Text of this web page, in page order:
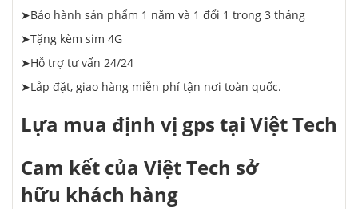
➤Bảo hành sản phẩm 1 năm và 1 đổi 1 trong 3 tháng
➤Tặng kèm sim 4G
➤Hỗ trợ tư vấn 24/24
➤Lắp đặt, giao hàng miễn phí tận nơi toàn quốc.
Lựa mua định vị gps tại Việt Tech
Cam kết của Việt Tech sở
hữu khách hàng